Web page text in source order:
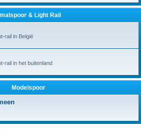
& Light Rail
rail in België
rail in het buitenland
Modelspoor